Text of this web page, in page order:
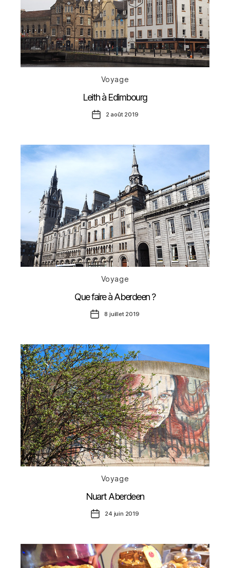
Catégories
Voyage
Leith à Edimbourg
Date2 août 2019
Catégories
Voyage
Que faire à Aberdeen ?
Date8 juillet 2019
Catégories
Voyage
Nuart Aberdeen
Date
de
24 juin 2019